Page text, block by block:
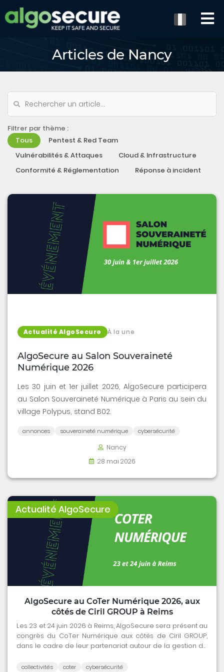
Articles de Nancy
Filtrer par thème :
Tous
Pentest & Red Team
Vulnérabilités & Attaques
Cloud & Infrastructure
Conformité & Réglementation
Réponse à incident
Actualité AlgoSecure À la une
AlgoSecure au Salon Souveraineté
Numérique 2026
Les 30 juin et 1er juillet 2026, AlgoSecure participera
au Salon Souveraineté Numérique à Paris au sein du
village Polypus, stand B02.
annonces souveraineté numérique cybersécurité
Nancy
28 mai 2026
Actualité AlgoSecure
AlgoSecure au CoTer Numérique 2026, aux
côtés de Ciril GROUP à Reims
Les 23 et 24 juin 2026 à Reims, AlgoSecure sera présent au
congrès du CoTer Numérique aux côtés de Ciril GROUP,
dans le cadre de leur partenariat autour de la gestion de
collectivités coter cybersécurité